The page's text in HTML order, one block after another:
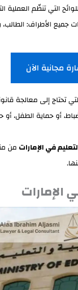
التي تنظّم العملية
الأطراف: الطالب،
مجانية الآن
تحتاج إلى معالجة
أو حماية الطفل،
في الإماراتمن
الإمارات